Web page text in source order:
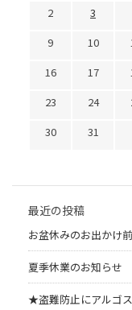
2
3
9
10
16
17
23
24
30
31
最近の投稿
お盆休みのお出かけ
夏季休業のお知らせ
★盗難防止にアルゴ